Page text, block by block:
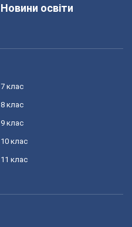
Новини освіти
7 клас
8 клас
9 клас
10 клас
11 клас